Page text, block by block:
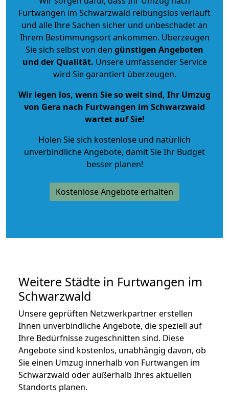
Furtwangen im Schwarzwald reibungslos verläuft
und alle Ihre Sachen sicher und unbeschadet an
Ihrem Bestimmungsort ankommen. Überzeugen
Sie sich selbst von den günstigen Angeboten
und der Qualität. Unsere umfassender Service
wird Sie garantiert überzeugen.
Wir legen los, wenn Sie so weit sind, Ihr Umzug
von Gera nach Furtwangen im Schwarzwald
wartet auf Sie!
Holen Sie sich kostenlose und natürlich
unverbindliche Angebote, damit Sie Ihr Budget
besser planen!
Kostenlose Angebote erhalten
Weitere Städte in Furtwangen im
Schwarzwald
Unsere geprüften Netzwerkpartner erstellen
Ihnen unverbindliche Angebote, die speziell auf
Ihre Bedürfnisse zugeschnitten sind. Diese
Angebote sind kostenlos, unabhängig davon, ob
Sie einen Umzug innerhalb von Furtwangen im
Schwarzwald oder außerhalb Ihres aktuellen
Standorts planen.